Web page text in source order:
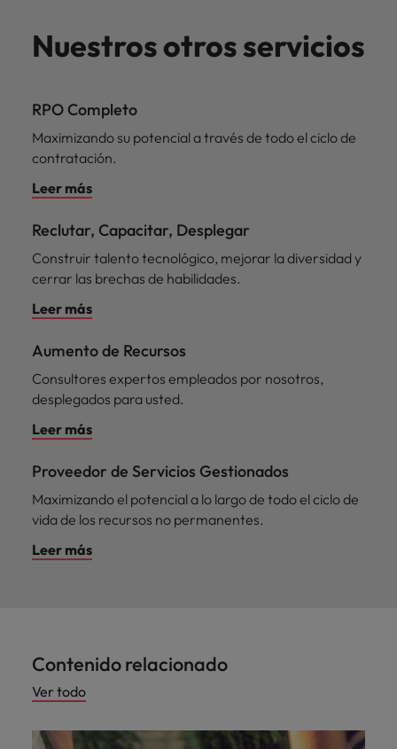
Nuestros otros servicios
RPO Completo
Maximizando su potencial a través de todo el ciclo de
contratación.
Leer más
Reclutar, Capacitar, Desplegar
Construir talento tecnológico, mejorar la diversidad y
cerrar las brechas de habilidades.
Leer más
Aumento de Recursos
Consultores expertos empleados por nosotros,
desplegados para usted.
Leer más
Proveedor de Servicios Gestionados
Maximizando el potencial a lo largo de todo el ciclo de
vida de los recursos no permanentes.
Leer más
Contenido relacionado
Ver todo